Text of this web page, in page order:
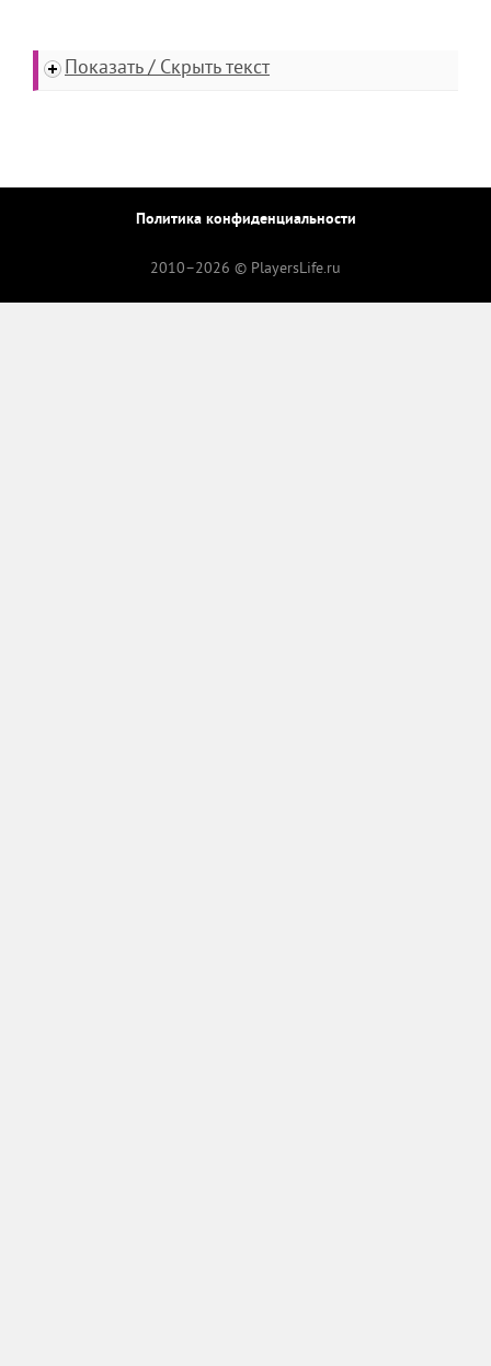
Показать / Скрыть текст
Политика конфиденциальности
2010–2026 © PlayersLife.ru